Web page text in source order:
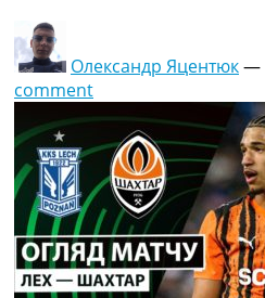
Олександр Яцентюк—
comment